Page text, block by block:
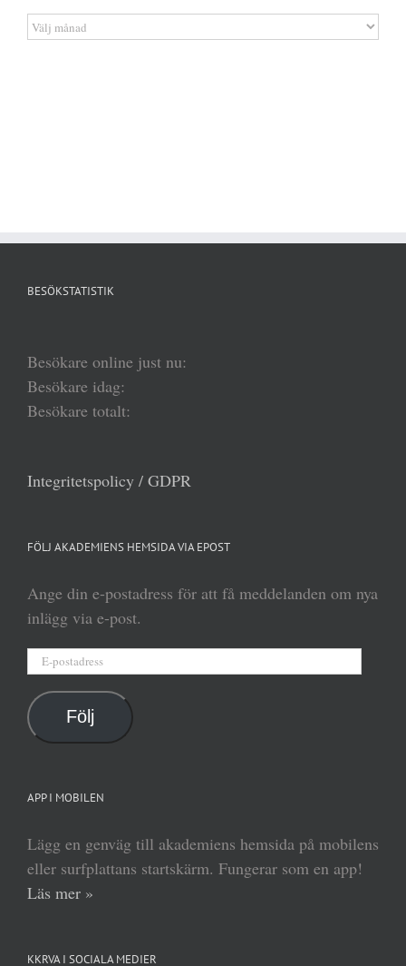
Artikelarkiv
BESÖKSTATISTIK
Besökare online just nu:
Besökare idag:
Besökare totalt:
Integritetspolicy / GDPR
FÖLJ AKADEMIENS HEMSIDA VIA EPOST
Ange din e-postadress för att få meddelanden om nya
inlägg via e-post.
postadress
Följ
APP I MOBILEN
Lägg en genväg till akademiens hemsida på mobilens
eller surfplattans startskärm. Fungerar som en app!
Läs mer »
KKRVA I SOCIALA MEDIER